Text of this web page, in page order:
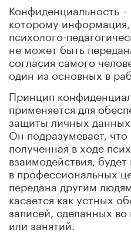
Конфиденциальность
которому
психолого-
не может быть
согласия самого
один из основных в
Принцип
применяется для
защиты личных данных
Он подразумевает,
полученная в ходе
взаимодействия,
в профессиональных
передана другим
касается как устных
записей, сделанных
или занятий.